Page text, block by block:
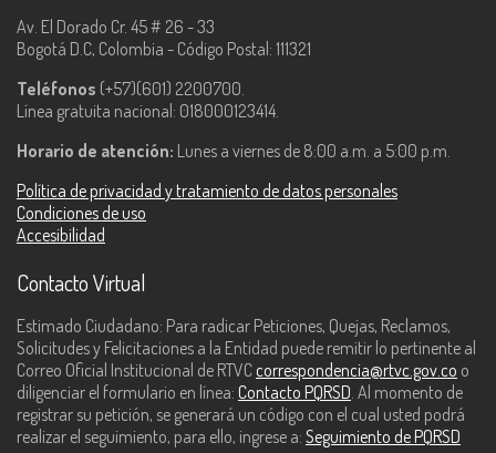
Av. El Dorado Cr. 45 # 26 - 33
Bogotá D.C, Colombia - Código Postal: 111321
Teléfonos (+57)(601) 2200700.
Línea gratuita nacional: 018000123414.
Horario de atención: Lunes a viernes de 8:00 a.m. a 5:00 p.m.
Política de privacidad y tratamiento de datos personales
Condiciones de uso
Accesibilidad
Contacto Virtual
Estimado Ciudadano: Para radicar Peticiones, Quejas, Reclamos,
Solicitudes y Felicitaciones a la Entidad puede remitir lo pertinente al
Correo Oficial Institucional de RTVC correspondencia@rtvc.gov.co o
diligenciar el formulario en línea: Contacto PQRSD. Al momento de
registrar su petición, se generará un código con el cual usted podrá
realizar el seguimiento, para ello, ingrese a: Seguimiento de PQRSD